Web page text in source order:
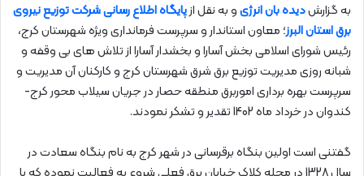
به گزارشدیده بان انرژیو به نقل ازپایگاه اطلاع رسانی شرکت توزیع نیروی
برق استان البرز؛ معاون استاندار و سرپرست فرمانداری ویژه شهرستان کرج،
رئیس شورای اسلامی بخش آسارا و بخشدار آسارا از تلاش های بی وقفه و
شبانه روزی مدیریت توزیع برق شرق شهرستان کرج و کارکنان آن مدیریت و
سرپرست بهره برداری اموربرق منطقه حصار در جریان سیلاب محور کرج-
کندوان در خرداد ماه 1402 تقدیر و تشکر نمودند.
گفتنی است اولین بنگاه برقرسانی در شهر کرج به نام بنگاه سعادت در